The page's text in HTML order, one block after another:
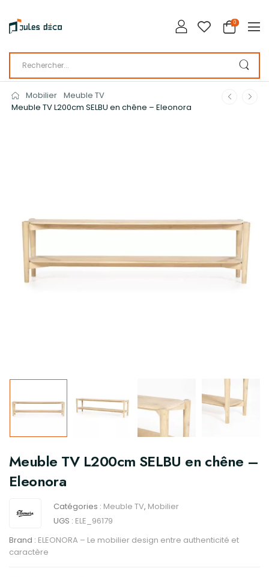
0
Mobilier Meuble TV
Meuble TV L200cm SELBU en chêne – Eleonora
Meuble TV L200cm SELBU en chêne –
Eleonora
Catégories : Meuble TV, Mobilier
UGS : ELE_96179
Brand : ELEONORA – Le mobilier design entre authenticité et
caractère